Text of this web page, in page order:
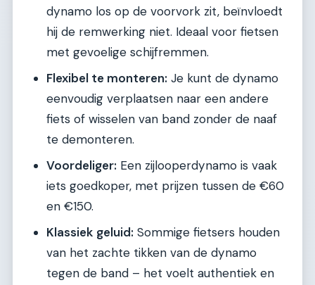
dynamo los op de voorvork zit, beïnvloedt
hij de remwerking niet. Ideaal voor fietsen
met gevoelige schijfremmen.
Flexibel te monteren: Je kunt de dynamo
eenvoudig verplaatsen naar een andere
fiets of wisselen van band zonder de naaf
te demonteren.
Voordeliger: Een zijlooperdynamo is vaak
iets goedkoper, met prijzen tussen de €60
en €150.
Klassiek geluid: Sommige fietsers houden
van het zachte tikken van de dynamo
tegen de band – het voelt authentiek en